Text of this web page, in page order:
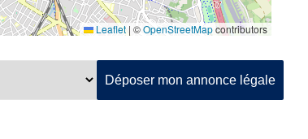
Leaflet | ©OpenStreetMapcontributors
Déposer mon annonce légale